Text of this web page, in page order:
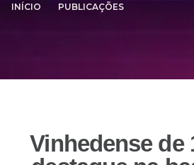
INÍCIO PUBLICAÇÕES
Vinhedense de